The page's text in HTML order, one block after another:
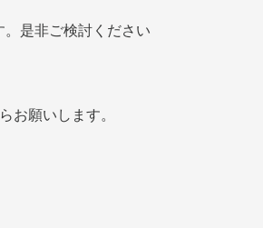
。是非ご検討ください
お願いします。